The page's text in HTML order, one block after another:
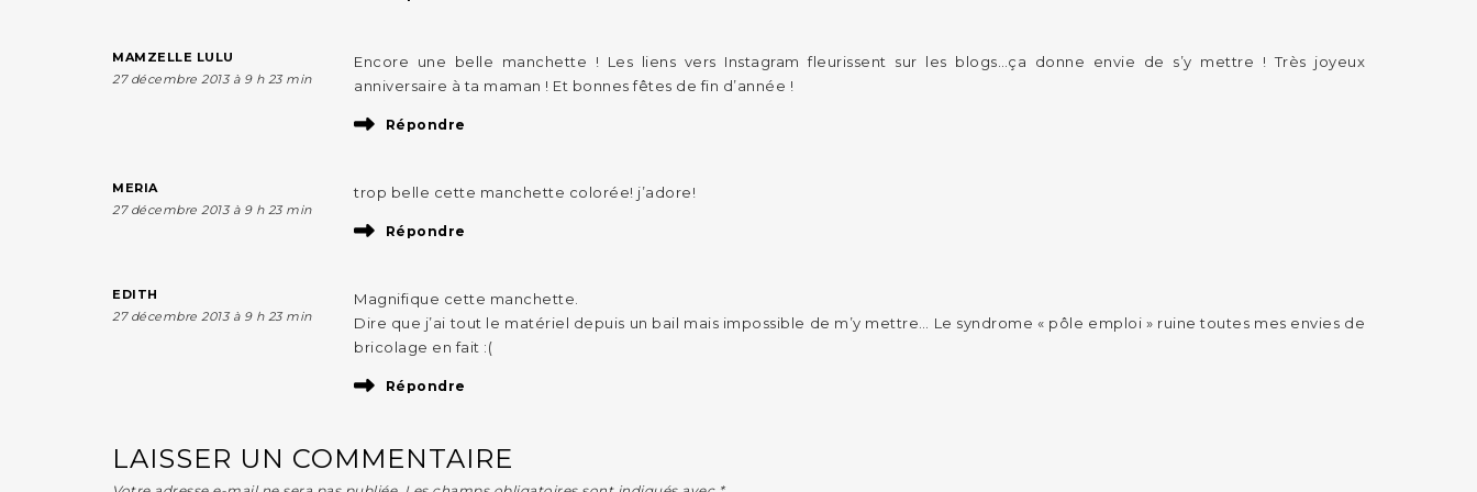
MAMZELLE LULU
27 décembre 2013 à 9 h 23 min
Encore une belle manchette ! Les liens vers Instagram fleurissent sur les blogs…ça donne envie de s’y mettre ! Très joyeux
anniversaire à ta maman ! Et bonnes fêtes de fin d’année !
Répondre
MERIA
27 décembre 2013 à 9 h 23 min
trop belle cette manchette colorée! j’adore!
Répondre
EDITH
27 décembre 2013 à 9 h 23 min
Magnifique cette manchette.
Dire que j’ai tout le matériel depuis un bail mais impossible de m’y mettre… Le syndrome « pôle emploi » ruine toutes mes envies de
bricolage en fait :(
Répondre
LAISSER UN COMMENTAIRE